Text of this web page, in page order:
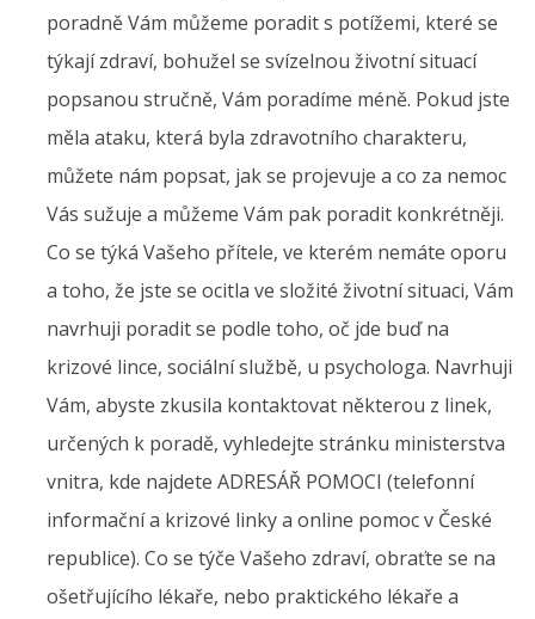
poradně Vám můžeme poradit s potížemi, které se
týkají zdraví, bohužel se svízelnou životní situací
popsanou stručně, Vám poradíme méně. Pokud jste
měla ataku, která byla zdravotního charakteru,
můžete nám popsat, jak se projevuje a co za nemoc
Vás sužuje a můžeme Vám pak poradit konkrétněji.
Co se týká Vašeho přítele, ve kterém nemáte oporu
a toho, že jste se ocitla ve složité životní situaci, Vám
navrhuji poradit se podle toho, oč jde buď na
krizové lince, sociální službě, u psychologa. Navrhuji
Vám, abyste zkusila kontaktovat některou z linek,
určených k poradě, vyhledejte stránku ministerstva
vnitra, kde najdete ADRESÁŘ POMOCI (telefonní
informační a krizové linky a online pomoc v České
republice). Co se týče Vašeho zdraví, obraťte se na
ošetřujícího lékaře, nebo praktického lékaře a